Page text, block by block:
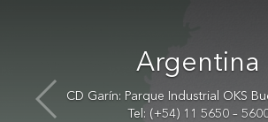
Argentina
CD Garín: Parque Industrial OKS
Tel: (+54) 11 5650 –